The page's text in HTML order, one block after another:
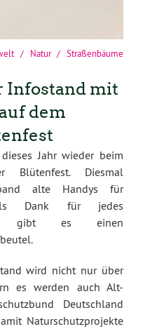
/ Natur / Straßenbäume
Infostand mit
dem
Jahr wieder beim
Blütenfest. Diesmal
alte Handys für
Als Dank für jedes
gibt es einen
wird nicht nur über
es werden auch Alt-
Deutschland
Naturschutzprojekte